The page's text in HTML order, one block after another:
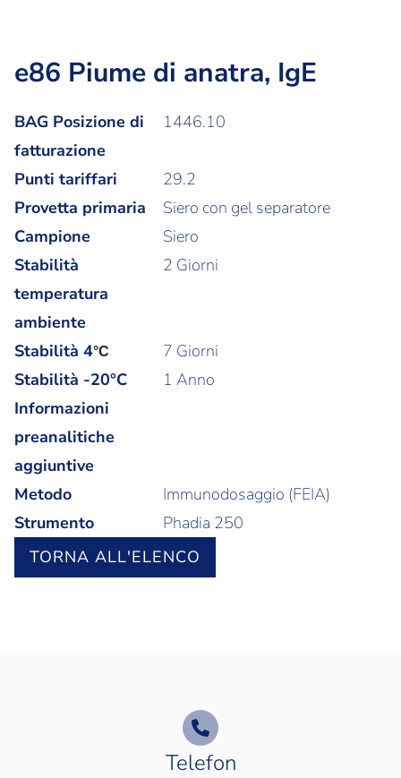
e86 Piume di anatra, IgE
BAG Posizione di
fatturazione
1446.10
Punti tariffari
29.2
Provetta primaria
Siero con gel separatore
Campione
Siero
Stabilità
temperatura
ambiente
2 Giorni
Stabilità 4°C
7 Giorni
Stabilità -20°C
1 Anno
Informazioni
preanalitiche
aggiuntive
Metodo
Immunodosaggio (FEIA)
Strumento
Phadia 250
TORNA ALL'ELENCO
Telefon